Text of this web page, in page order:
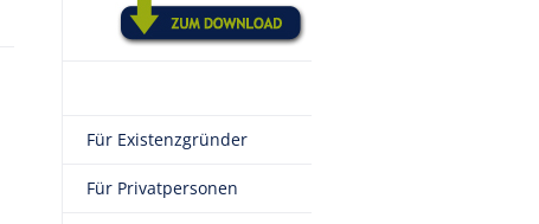
Für Existenzgründer
Für Privatpersonen